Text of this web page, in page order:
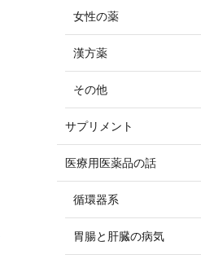
女性の薬
漢方薬
その他
サプリメント
医療用医薬品の話
循環器系
胃腸と肝臓の病気